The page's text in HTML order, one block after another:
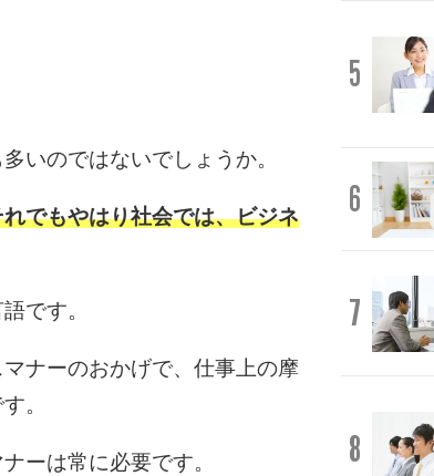
いのではないでしょうか。
でもやはり社会では、ビジネ
です。
ナーのおかげで、仕事上の摩
。
ーは常に必要です。
5
6
7
8